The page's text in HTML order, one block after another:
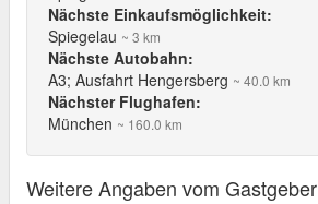
Nächste Einkaufsmöglichkeit:
Spiegelau ~ 3 km
Nächste Autobahn:
A3; Ausfahrt Hengersberg ~ 40.0 km
Nächster Flughafen:
München ~ 160.0 km
Weitere Angaben vom Gastgeber